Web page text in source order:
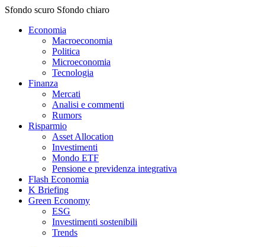
Sfondo scuro Sfondo chiaro
Economia
Macroeconomia
Politica
Microeconomia
Tecnologia
Finanza
Mercati
Analisi e commenti
Rumors
Risparmio
Asset Allocation
Investimenti
Mondo ETF
Pensione e previdenza integrativa
Flash Economia
K Briefing
Green Economy
ESG
Investimenti sostenibili
Trends